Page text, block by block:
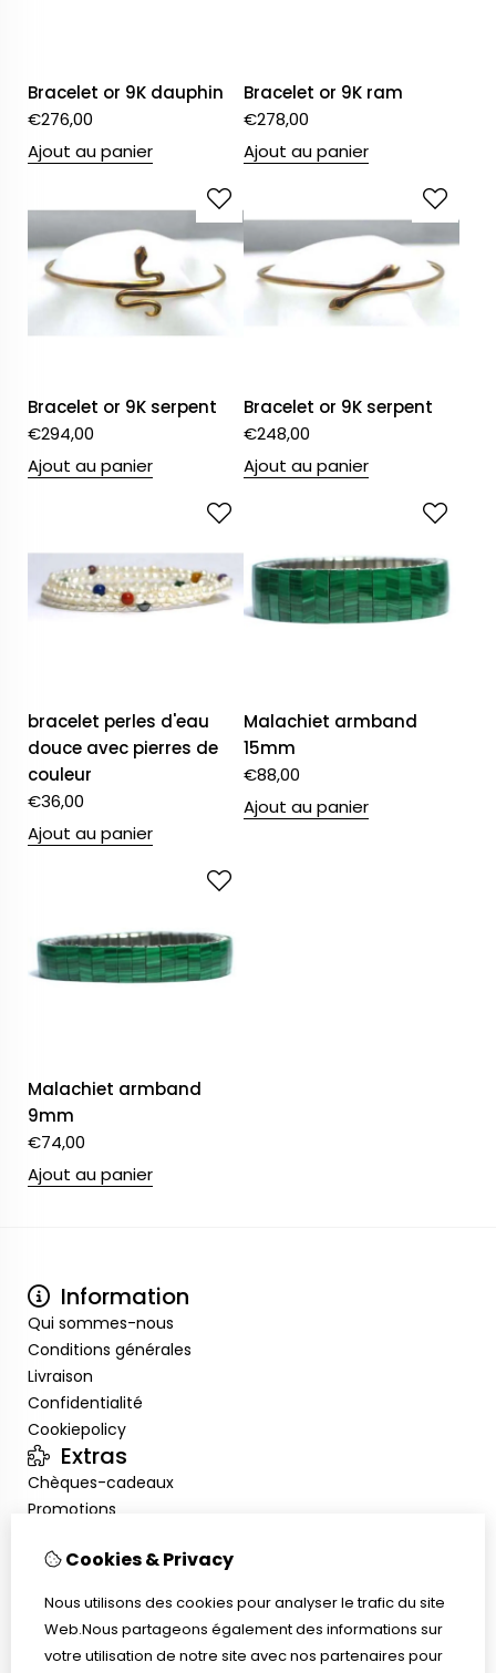
Bracelet or 9K dauphin
€276,00
Ajout au panier
Bracelet or 9K ram
€278,00
Ajout au panier
Bracelet or 9K serpent
€294,00
Ajout au panier
Bracelet or 9K serpent
€248,00
Ajout au panier
bracelet perles d'eau
douce avec pierres de
couleur
€36,00
Ajout au panier
Malachiet armband
15mm
€88,00
Ajout au panier
Malachiet armband
9mm
€74,00
Ajout au panier
Information
Qui sommes-nous
Conditions générales
Livraison
Confidentialité
Cookiepolicy
Extras
Chèques-cadeaux
Promotions
Inloggen
Service client
Cookies & Privacy
Nous utilisons des cookies pour analyser le trafic du site
Web.Nous partageons également des informations sur
votre utilisation de notre site avec nos partenaires pour